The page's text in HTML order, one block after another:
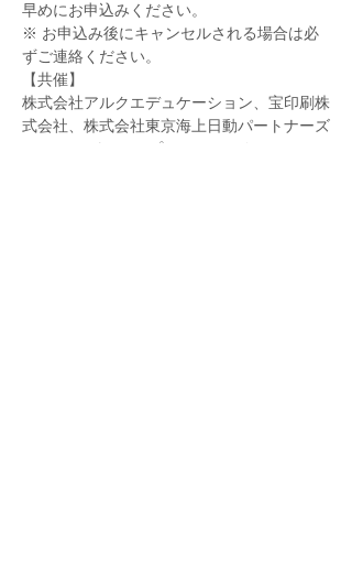
早めにお申込みください。
※ お申込み後にキャンセルされる場合は必
ずご連絡ください。
【共催】
株式会社アルクエデュケーション、宝印刷株
式会社、株式会社東京海上日動パートナーズ
TOKIO、パーソルプロセス＆テクノロジー